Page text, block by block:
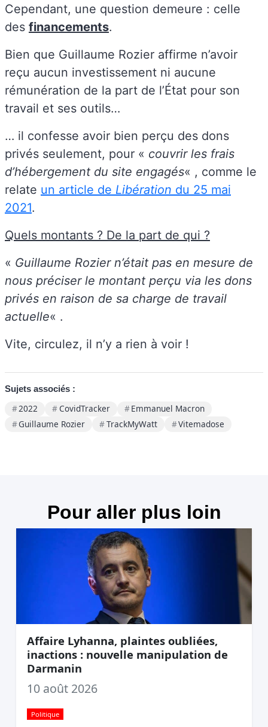
Cependant, une question demeure : celle
des financements.
Bien que Guillaume Rozier affirme n’avoir
reçu aucun investissement ni aucune
rémunération de la part de l’État pour son
travail et ses outils…
… il confesse avoir bien perçu des dons
privés seulement, pour « couvrir les frais
d’hébergement du site engagés« , comme le
relate un article de Libération du 25 mai
2021.
Quels montants ? De la part de qui ?
« Guillaume Rozier n’était pas en mesure de
nous préciser le montant perçu via les dons
privés en raison de sa charge de travail
actuelle« .
Vite, circulez, il n’y a rien à voir !
Sujets associés :
2022 CovidTracker
Emmanuel Macron
Guillaume Rozier
TrackMyWatt Vitemadose
Pour aller plus loin
Affaire Lyhanna, plaintes oubliées,
inactions : nouvelle manipulation de
Darmanin
10 août 2026
Politique